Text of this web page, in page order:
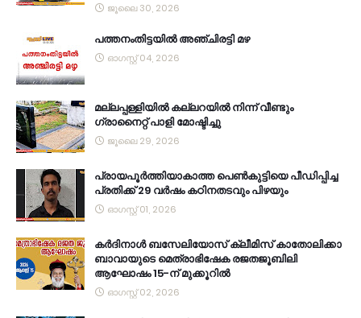
ജൂലൈ 30, 2026
പത്തനംതിട്ടയിൽ അഞ്ചിരട്ടി മഴ
ഓഗസ്റ്റ് 04, 2026
മല്ലപ്പള്ളിയിൽ കല്ലറയിൽ നിന്ന് വീണ്ടും
ഗ്രാനൈറ്റ് പാളി മോഷ്ടിച്ചു
ജൂലൈ 29, 2026
പ്രായപൂർത്തിയാകാത്ത പെൺകുട്ടിയെ പീഡിപ്പിച്ച
പ്രതിക്ക് 29 വർഷം കഠിനതടവും പിഴയും
ഓഗസ്റ്റ് 01, 2026
കര്‍ദിനാള്‍ ബസേലിയോസ് ക്ലീമിസ് കാതോലിക്കാ
ബാവായുടെ മെത്രാഭിഷേക രജതജൂബിലി
ആഘോഷം 15-ന് മുക്കൂറില്‍
ഓഗസ്റ്റ് 02, 2026